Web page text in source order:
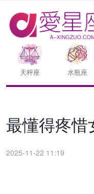
天枰座 水瓶座
最懂得疼惜
2025-11-22 11:19